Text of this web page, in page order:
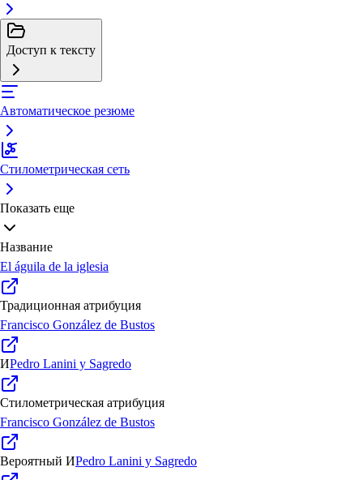
Доступ к тексту
Автоматическое резюме
Стилометрическая сеть
Показать еще
Название
El águila de la iglesia
Традиционная атрибуция
Francisco González de Bustos
ИPedro Lanini y Sagredo
Стилометрическая атрибуция
Francisco González de Bustos
Вероятный ИPedro Lanini y Sagredo